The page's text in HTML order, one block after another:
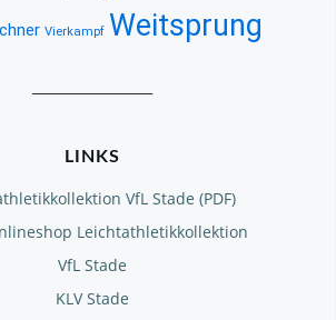
Vierkampf Weitsprung
LINKS
VfL Stade (PDF)
Leichtathletikkollektion
VfL Stade
KLV Stade